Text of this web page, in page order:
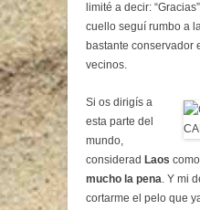
limité a decir:
cuello seguí rumbo a
bastante conservador
vecinos.
Si os dirigís a
esta parte del
mundo,
considerad Laos
mucho la pena. Y mi
cortarme el pelo que